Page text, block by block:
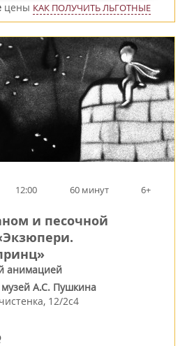
цены КАК ПОЛУЧИТЬ ЛЬГОТНЫЕ
12:00 60 минут 6+
и песочной
анимацией
А.С. Пушкина
12/2c4